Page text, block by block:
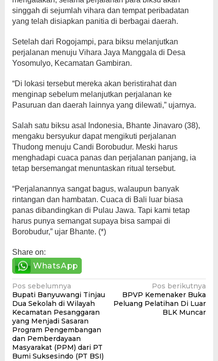
singgah di sejumlah vihara dan tempat peribadatan
yang telah disiapkan panitia di berbagai daerah.
Setelah dari Rogojampi, para biksu melanjutkan
perjalanan menuju Vihara Jaya Manggala di Desa
Yosomulyo, Kecamatan Gambiran.
“Di lokasi tersebut mereka akan beristirahat dan
menginap sebelum melanjutkan perjalanan ke
Pasuruan dan daerah lainnya yang dilewati,” ujarnya.
Salah satu biksu asal Indonesia, Bhante Jinavaro (38),
mengaku bersyukur dapat mengikuti perjalanan
Thudong menuju Candi Borobudur. Meski harus
menghadapi cuaca panas dan perjalanan panjang, ia
tetap bersemangat menuntaskan ritual tersebut.
“Perjalanannya sangat bagus, walaupun banyak
rintangan dan hambatan. Cuaca di Bali luar biasa
panas dibandingkan di Pulau Jawa. Tapi kami tetap
harus punya semangat supaya bisa sampai di
Borobudur,” ujar Bhante. (*)
Share on:
WhatsApp
Navigasi
pos
Pos sebelumnya
Bupati Banyuwangi Tinjau
Dua Sekolah di Wilayah
Kecamatan Pesanggaran
yang Menjadi Sasaran
Program Pengembangan
dan Pemberdayaan
Masyarakat (PPM) dari PT
Bumi Suksesindo (PT BSI)
Pos berikutnya
BPVP Kemenaker Buka
Peluang Pelatihan Di Luar
BLK Muncar